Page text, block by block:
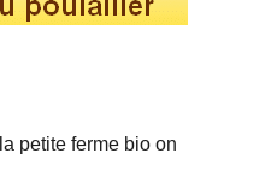
petite ferme bio on